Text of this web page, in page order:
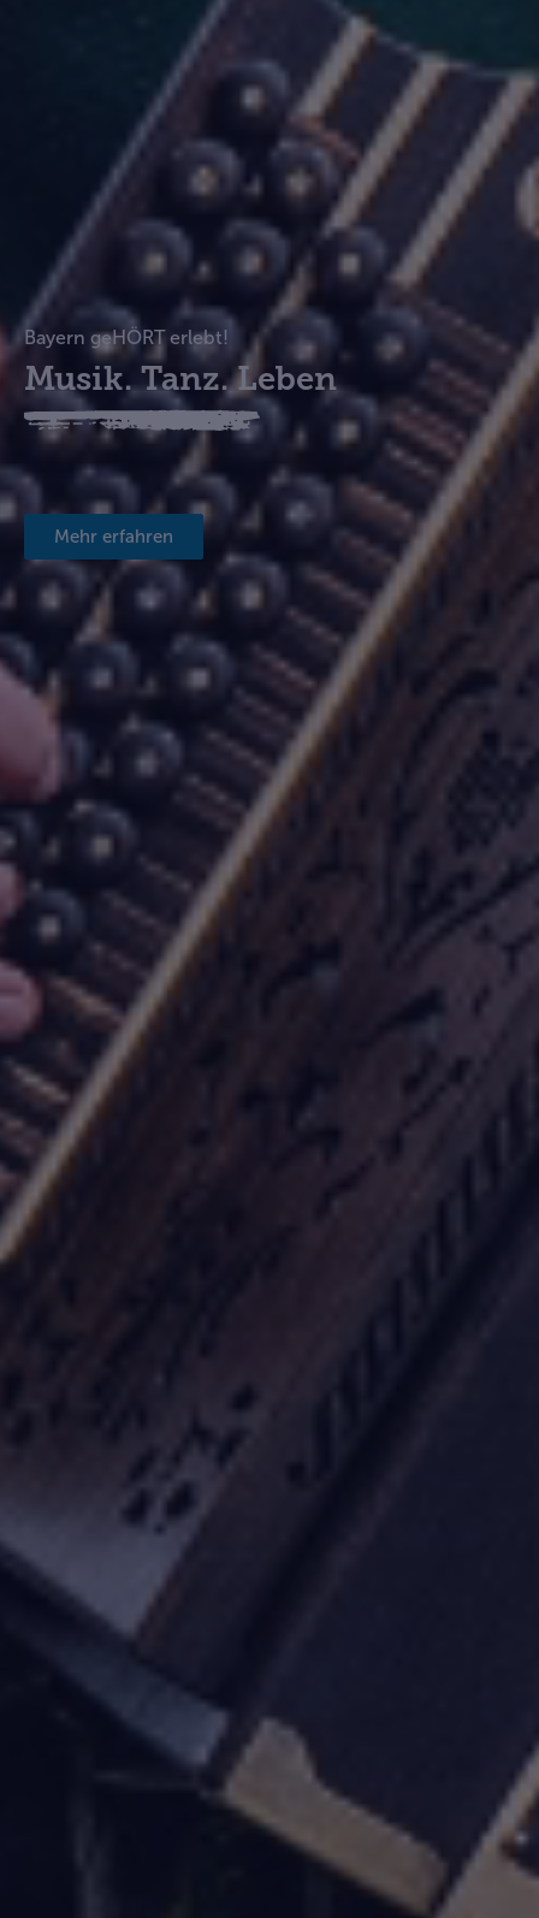
Bayern geHÖRT erlebt!
Musik. Tanz. Leben
Mehr erfahren